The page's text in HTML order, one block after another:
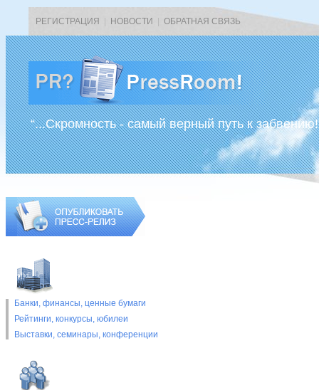
РЕГИСТРАЦИЯ НОВОСТИ ОБРАТНАЯ СВЯЗЬ
“...Скромность - самый верный путь к
Банки, финансы, ценные бумаги
Рейтинги, конкурсы, юбилеи
Выставки, cеминары, конференции